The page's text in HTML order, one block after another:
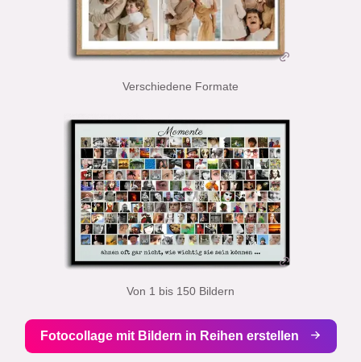
Verschiedene Formate
Von 1 bis 150 Bildern
Fotocollage mit Bildern in Reihen erstellen